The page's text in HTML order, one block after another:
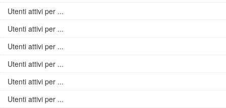
Utenti attivi per ...
Utenti attivi per ...
Utenti attivi per ...
Utenti attivi per ...
Utenti attivi per ...
Utenti attivi per ...